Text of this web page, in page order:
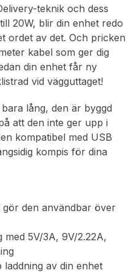
teknik och dess
20W, blir din enhet redo
ordet av det. Och pricken
kabel som ger dig
din enhet får ny
vid vägguttaget!
lång, den är byggd
att den inte ger upp i
kompatibel med USB
kompis för dina
gör den användbar över
5V/3A, 9V/2.22A,
av din enhet